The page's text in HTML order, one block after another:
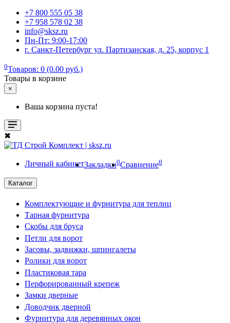
+7 800 555 05 38
+7 958 578 02 38
info@sksz.ru
Пн-Пт: 9:00-17:00
г. Санкт-Петербург ул. Партизанская, д. 25, корпус 1
0Товаров: 0 (0.00 руб.)
Товары в корзине
×
Ваша корзина пуста!
✖
Личный кабинетЗакладки0Сравнение0
Каталог
Комплектующие и фурнитура для теплиц
Тарная фурнитура
Скобы для бруса
Петли для ворот
Засовы, задвижки, шпингалеты
Ролики для ворот
Пластиковая тара
Перфорированный крепеж
Замки дверные
Доводчик дверной
Фурнитура для деревянных окон